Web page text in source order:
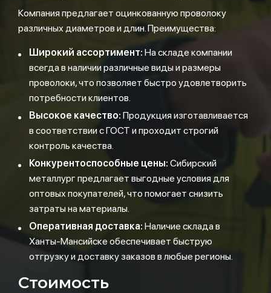
Компания предлагает оцинкованную проволоку
различных диаметров и длин. Преимущества:
Широкий ассортимент: На складе компании
всегда в наличии различные виды и размеры
проволоки, что позволяет быстро удовлетворить
потребности клиентов.
Высокое качество: Продукция изготавливается
в соответствии с ГОСТ и проходит строгий
контроль качества.
Конкурентоспособные цены: Сибирский
металлург предлагает выгодные условия для
оптовых покупателей, что помогает снизить
затраты на материалы.
Оперативная доставка: Наличие склада в
Ханты-Мансийске обеспечивает быструю
отгрузку и доставку заказов в любые регионы.
Стоимость